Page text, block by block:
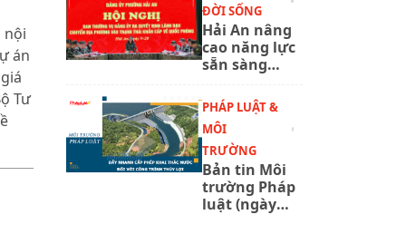
nội
án
Tư
năm 2027
ĐỜI SỐNG
Hải An nâng
cao năng lực
sẵn sàng
qua tổng
duyệt diễn
tập phòng
thủ
PHÁP LUẬT &
MÔI
TRƯỜNG
Bản tin Môi
trường Pháp
luật (ngày